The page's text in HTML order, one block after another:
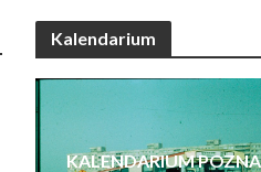
Kalendarium
KALENDARIUM